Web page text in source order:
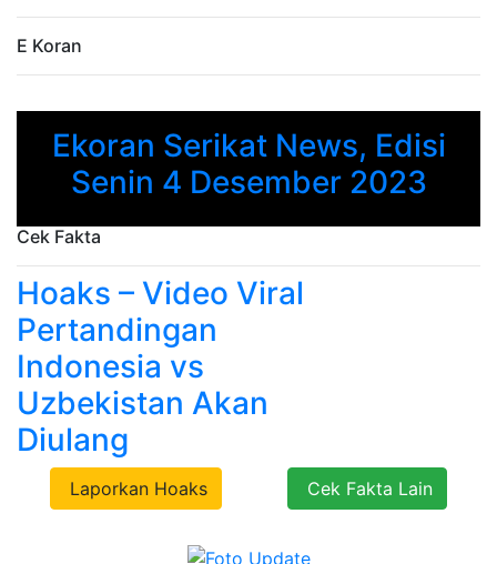
E Koran
Ekoran Serikat News, Edisi
Senin 4 Desember 2023
Previous
Cek Fakta
Hoaks – Video Viral
Pertandingan
Indonesia vs
Uzbekistan Akan
Diulang
Laporkan Hoaks Cek Fakta Lain